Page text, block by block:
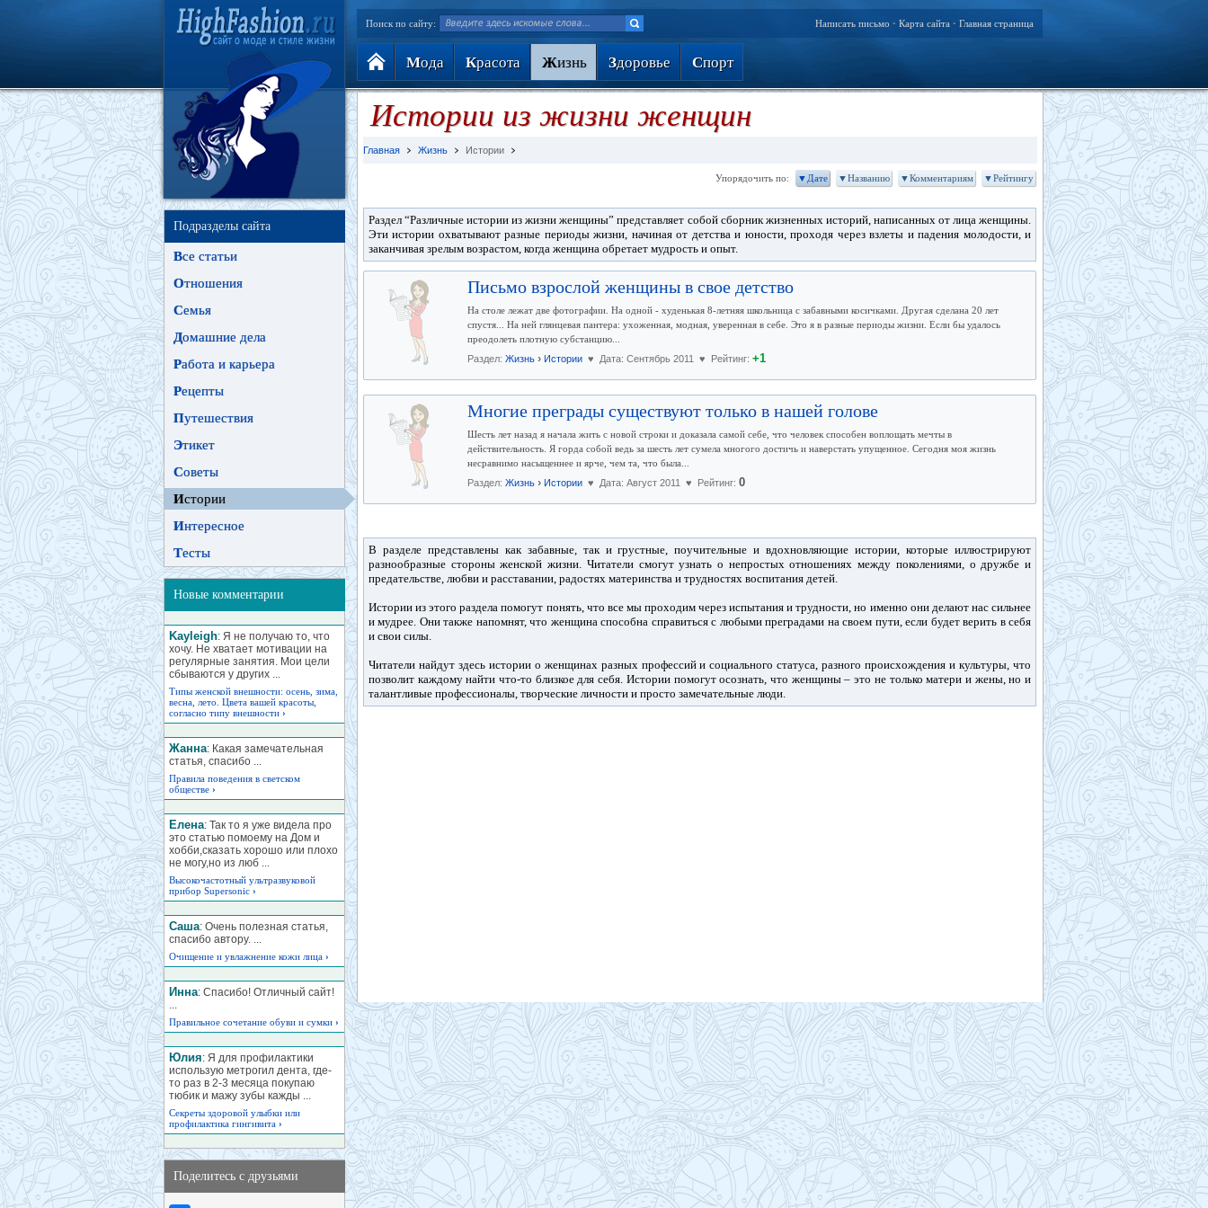
Поиск по сайту: Написать письмо • Карта сайта • Главная страница
Мода Красота Жизнь Здоровье Спорт
Подразделы сайта
Все статьи
Отношения
Семья
Домашние дела
Работа и карьера
Рецепты
Путешествия
Этикет
Советы
Истории
Интересное
Тесты
Новые комментарии
Kayleigh: Я не получаю то, что
хочу. Не хватает мотивации на
регулярные занятия. Мои цели
сбываются у других ...
Типы женской внешности: осень, зима,
весна, лето. Цвета вашей красоты,
согласно типу внешности ›
Жанна: Какая замечательная
статья, спасибо ...
Правила поведения в светском
обществе ›
Елена: Так то я уже видела про
это статью помоему на Дом и
хобби,сказать хорошо или плохо
не могу,но из люб ...
Высокочастотный ультразвуковой
прибор Supersonic ›
Саша: Очень полезная статья,
спасибо автору. ...
Очищение и увлажнение кожи лица ›
Инна: Спасибо! Отличный сайт!
...
Правильное сочетание обуви и сумки ›
Юлия: Я для профилактики
использую метрогил дента, где-
то раз в 2-3 месяца покупаю
тюбик и мажу зубы кажды ...
Секреты здоровой улыбки или
профилактика гингивита ›
Поделитесь с друзьями
Истории из жизни женщин
Главная Жизнь Истории
Упорядочить по: ▼Дате ▼Названию ▼Комментариям ▼Рейтингу
Раздел “Различные истории из жизни женщины” представляет собой сборник жизненных историй, написанных от лица женщины.
Эти истории охватывают разные периоды жизни, начиная от детства и юности, проходя через взлеты и падения молодости, и
заканчивая зрелым возрастом, когда женщина обретает мудрость и опыт.
Письмо взрослой женщины в свое детство
На столе лежат две фотографии. На одной - худенькая 8-летняя школьница с забавными косичками. Другая сделана 20 лет
спустя... На ней глянцевая пантера: ухоженная, модная, уверенная в себе. Это я в разные периоды жизни. Если бы удалось
преодолеть плотную субстанцию...
Раздел: Жизнь › Истории ♥ Дата: Сентябрь 2011 ♥ Рейтинг: +1
Многие преграды существуют только в нашей голове
Шесть лет назад я начала жить с новой строки и доказала самой себе, что человек способен воплощать мечты в
действительность. Я горда собой ведь за шесть лет сумела многого достичь и наверстать упущенное. Сегодня моя жизнь
несравнимо насыщеннее и ярче, чем та, что была...
Раздел: Жизнь › Истории ♥ Дата: Август 2011 ♥ Рейтинг: 0
В разделе представлены как забавные, так и грустные, поучительные и вдохновляющие истории, которые иллюстрируют
разнообразные стороны женской жизни. Читатели смогут узнать о непростых отношениях между поколениями, о дружбе и
предательстве, любви и расставании, радостях материнства и трудностях воспитания детей.
Истории из этого раздела помогут понять, что все мы проходим через испытания и трудности, но именно они делают нас сильнее
и мудрее. Они также напомнят, что женщина способна справиться с любыми преградами на своем пути, если будет верить в себя
и свои силы.
Читатели найдут здесь истории о женщинах разных профессий и социального статуса, разного происхождения и культуры, что
позволит каждому найти что-то близкое для себя. Истории помогут осознать, что женщины – это не только матери и жены, но и
талантливые профессионалы, творческие личности и просто замечательные люди.